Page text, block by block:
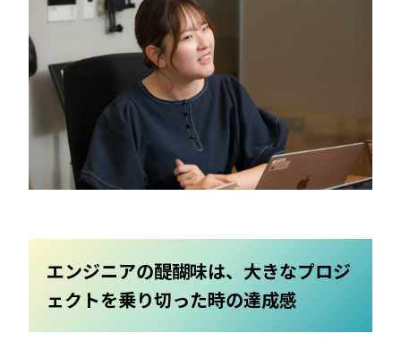
エンジニアの醍醐味は、大きなプロジ
ェクトを乗り切った時の達成感